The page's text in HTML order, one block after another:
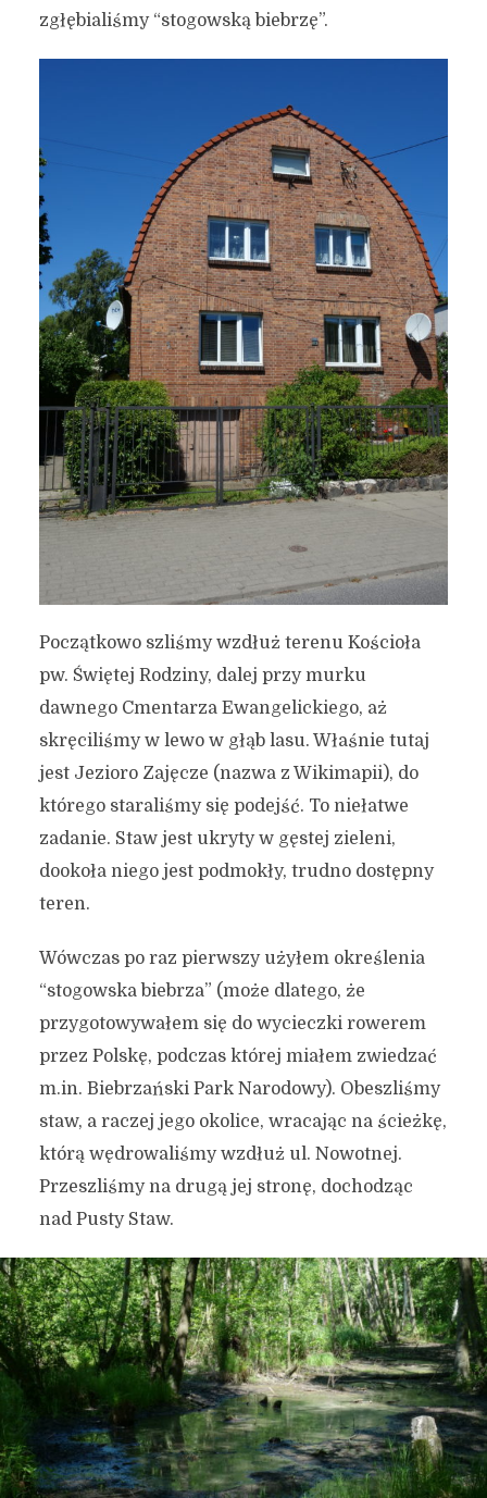
zgłębialiśmy “stogowską biebrzę”.
Początkowo szliśmy wzdłuż terenu Kościoła
pw. Świętej Rodziny, dalej przy murku
dawnego Cmentarza Ewangelickiego, aż
skręciliśmy w lewo w głąb lasu. Właśnie tutaj
jest Jezioro Zajęcze (nazwa z Wikimapii), do
którego staraliśmy się podejść. To niełatwe
zadanie. Staw jest ukryty w gęstej zieleni,
dookoła niego jest podmokły, trudno dostępny
teren.
Wówczas po raz pierwszy użyłem określenia
“stogowska biebrza” (może dlatego, że
przygotowywałem się do wycieczki rowerem
przez Polskę, podczas której miałem zwiedzać
m.in. Biebrzański Park Narodowy). Obeszliśmy
staw, a raczej jego okolice, wracając na ścieżkę,
którą wędrowaliśmy wzdłuż ul. Nowotnej.
Przeszliśmy na drugą jej stronę, dochodząc
nad Pusty Staw.